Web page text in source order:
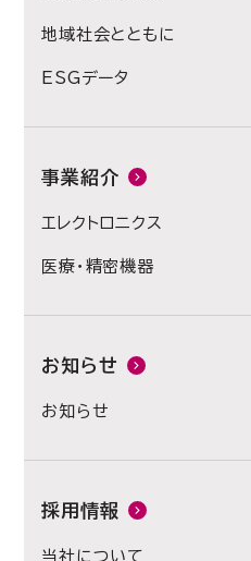
地域社会とともに
ESGデータ
事業紹介
エレクトロニクス
医療・精密機器
お知らせ
お知らせ
採用情報
当社について